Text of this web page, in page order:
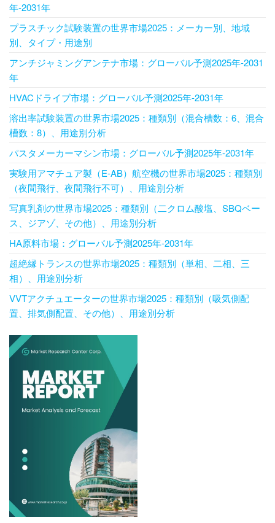
年-2031年
プラスチック試験装置の世界市場2025：メーカー別、地域
別、タイプ・用途別
アンチジャミングアンテナ市場：グローバル予測2025年-2031
年
HVACドライブ市場：グローバル予測2025年-2031年
溶出率試験装置の世界市場2025：種類別（混合槽数：6、混合
槽数：8）、用途別分析
パスタメーカーマシン市場：グローバル予測2025年-2031年
実験用アマチュア製（E-AB）航空機の世界市場2025：種類別
（夜間飛行、夜間飛行不可）、用途別分析
写真乳剤の世界市場2025：種類別（二クロム酸塩、SBQベー
ス、ジアゾ、その他）、用途別分析
HA原料市場：グローバル予測2025年-2031年
超絶縁トランスの世界市場2025：種類別（単相、二相、三
相）、用途別分析
VVTアクチュエーターの世界市場2025：種類別（吸気側配
置、排気側配置、その他）、用途別分析